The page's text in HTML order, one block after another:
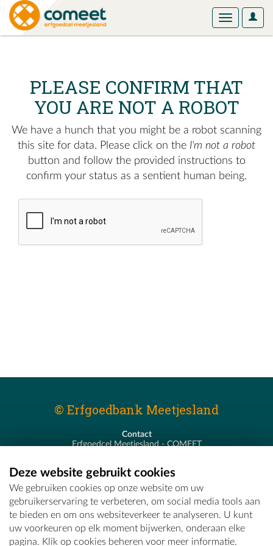
User
Toggle
PLEASE CONFIRM THAT
YOU ARE NOT A ROBOT
We have a hunch that you might be a robot scanning
this site for data. Please click on the I'm not a robot
button and follow the provided instructions to
confirm your status as a sentient human being.
© Erfgoedbank Meetjesland
Contact
Erfgoedcel Meetjesland - COMEET
T - 09 373 75 96
E -erfgoedcel@comeet.be
Deze website gebruikt cookies
We gebruiken cookies op onze website om uw
gebruikerservaring te verbeteren, om social media tools aan
te bieden en om ons websiteverkeer te analyseren. U kunt
uw voorkeuren op elk moment bijwerken, onderaan elke
pagina. Klik op cookies beheren voor meer informatie.